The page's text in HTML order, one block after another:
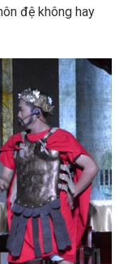
đệ không hay